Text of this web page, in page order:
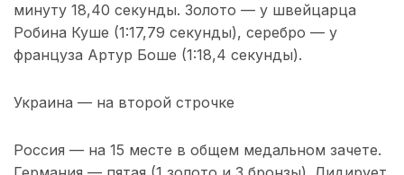
минуту 18,40 секунды. Золото — у швейцарца
Робина Куше (1:17,79 секунды), серебро — у
француза Артур Боше (1:18,4 секунды).
Украина — на второй строчке
Россия — на 15 месте в общем медальном зачете.